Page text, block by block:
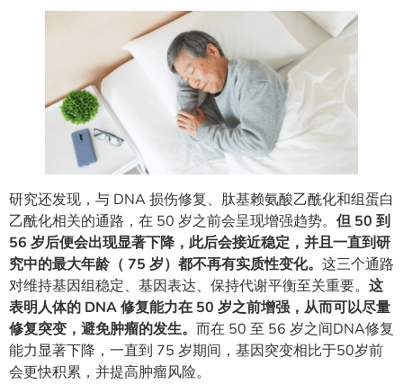
研究还发现，与 DNA 损伤修复、肽基赖氨酸乙酰化和组蛋白
乙酰化相关的通路，在 50 岁之前会呈现增强趋势。 但 50 到
56 岁后便会出现显著下降，此后会接近稳定，并且一直到研
究中的最大年龄（ 75 岁）都不再有实质性变化。 这三个通路
对维持基因组稳定、基因表达、保持代谢平衡至关重要。 这
表明人体的 DNA 修复能力在 50 岁之前增强，从而可以尽量
修复突变，避免肿瘤的发生。 而在 50 至 56 岁之间DNA修复
能力显著下降，一直到 75 岁期间，基因突变相比于50岁前
会更快积累，并提高肿瘤风险。